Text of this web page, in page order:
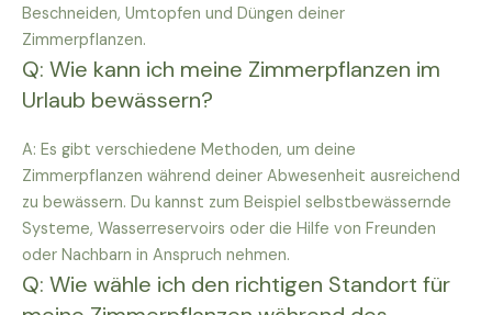
Beschneiden, Umtopfen und Düngen deiner
Zimmerpflanzen.
Q: Wie kann ich meine Zimmerpflanzen im
Urlaub bewässern?
A: Es gibt verschiedene Methoden, um deine
Zimmerpflanzen während deiner Abwesenheit ausreichend
zu bewässern. Du kannst zum Beispiel selbstbewässernde
Systeme, Wasserreservoirs oder die Hilfe von Freunden
oder Nachbarn in Anspruch nehmen.
Q: Wie wähle ich den richtigen Standort für